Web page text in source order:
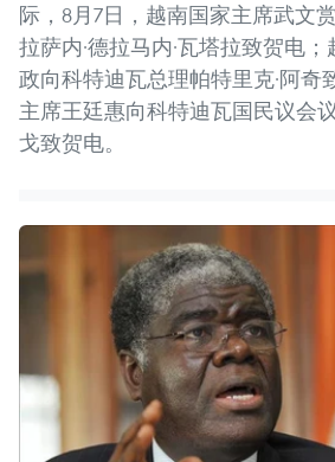
际，8月7日，越南国家主席武文
拉萨内·德拉马内·瓦塔拉致贺电
政向科特迪瓦总理帕特里克·阿奇
主席王廷惠向科特迪瓦国民议会
戈致贺电。